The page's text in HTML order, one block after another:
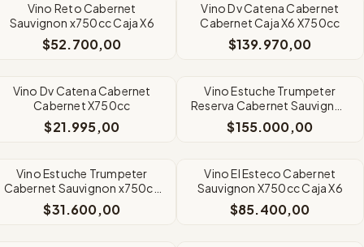
Vino Reto Cabernet
Sauvignon x750cc Caja X6
$52.700,00
Vino Dv Catena Cabernet
Cabernet Caja X6 X750cc
$139.970,00
Vino Dv Catena Cabernet
Cabernet X750cc
$21.995,00
Vino Estuche Trumpeter
Reserva Cabernet Sauvignon
x750cc X6
$155.000,00
Vino Estuche Trumpeter
Cabernet Sauvignon x750cc
X2 Unidades
$31.600,00
Vino El Esteco Cabernet
Sauvignon X750cc Caja X6
$85.400,00